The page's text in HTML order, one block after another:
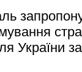
України